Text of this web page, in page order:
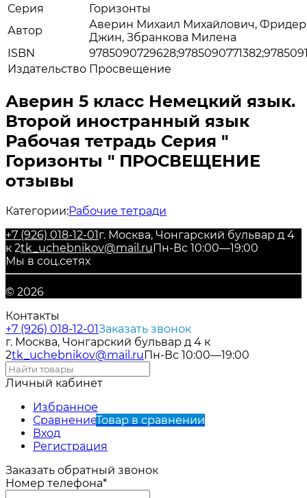
Серия
Горизонты
Автор
Аверин Михаил Михайлович,
Джин, Збранкова Милена
ISBN
Издательство Просвещение
Аверин 5 класс Немецкий язык.
Второй иностранный язык
Рабочая тетрадь Серия "
Горизонты " ПРОСВЕЩЕНИЕ
отзывы
Категории:Рабочие тетради
+7 (926) 018-12-01г. Москва, Чонгарский бульвар д 4
к 2tk_uchebnikov@mail.ruПн-Вс 10:00—19:00
Мы в соц.сетях
© 2026
Контакты
+7 (926) 018-12-01Заказать звонок
г. Москва, Чонгарский бульвар д 4 к
2tk_uchebnikov@mail.ruПн-Вс 10:00—19:00
Личный кабинет
Избранное
СравнениеТовар в сравнении
Вход
Регистрация
Заказать обратный звонок
Номер телефона*